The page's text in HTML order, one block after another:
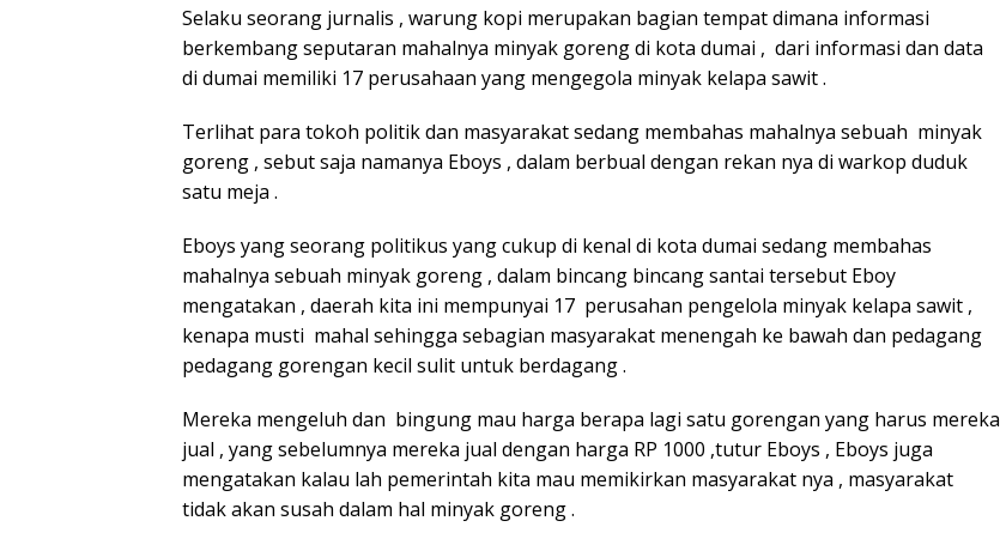
Selaku seorang jurnalis , warung kopi merupakan bagian tempat dimana informasi
berkembang seputaran mahalnya minyak goreng di kota dumai , dari informasi dan data
di dumai memiliki 17 perusahaan yang mengegola minyak kelapa sawit .
Terlihat para tokoh politik dan masyarakat sedang membahas mahalnya sebuah minyak
goreng , sebut saja namanya Eboys , dalam berbual dengan rekan nya di warkop duduk
satu meja .
Eboys yang seorang politikus yang cukup di kenal di kota dumai sedang membahas
mahalnya sebuah minyak goreng , dalam bincang bincang santai tersebut Eboy
mengatakan , daerah kita ini mempunyai 17 perusahan pengelola minyak kelapa sawit ,
kenapa musti mahal sehingga sebagian masyarakat menengah ke bawah dan pedagang
pedagang gorengan kecil sulit untuk berdagang .
Mereka mengeluh dan bingung mau harga berapa lagi satu gorengan yang harus mereka
jual , yang sebelumnya mereka jual dengan harga RP 1000 ,tutur Eboys , Eboys juga
mengatakan kalau lah pemerintah kita mau memikirkan masyarakat nya , masyarakat
tidak akan susah dalam hal minyak goreng .